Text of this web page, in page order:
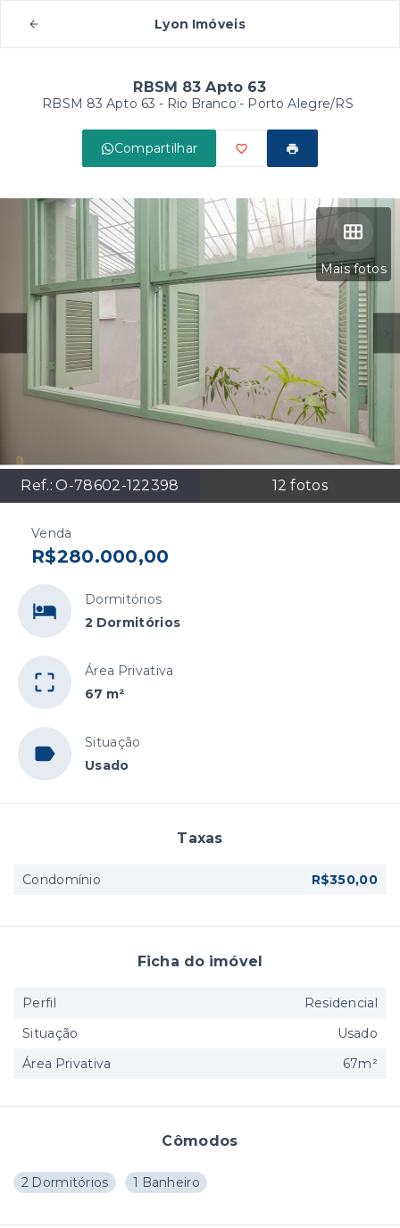
Lyon Imóveis
RBSM 83 Apto 63
RBSM 83 Apto 63 - Rio Branco - Porto Alegre/RS
Compartilhar
Mais fotos
Ref.:O-78602-122398 12 fotos
Venda
R$280.000,00
Dormitórios
2 Dormitórios
Área Privativa
67 m²
Situação
Usado
Cômodos
2 Dormitórios 1 Banheiro
Taxas
Condomínio R$350,00
Ficha do imóvel
Perfil
Residencial
Situação
Usado
Área Privativa
67m²